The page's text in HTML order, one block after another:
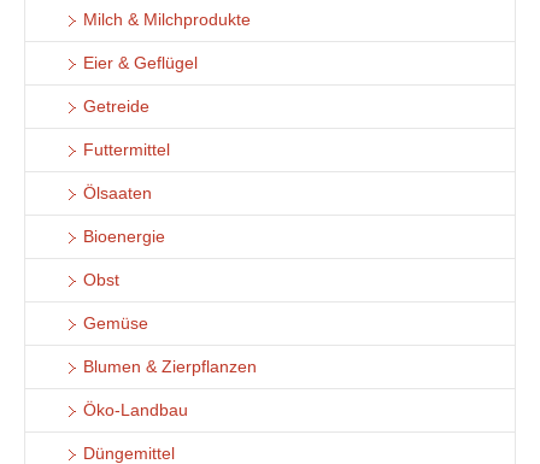
Milch & Milchprodukte
Eier & Geflügel
Getreide
Futtermittel
Ölsaaten
Bioenergie
Obst
Gemüse
Blumen & Zierpflanzen
Öko-Landbau
Düngemittel